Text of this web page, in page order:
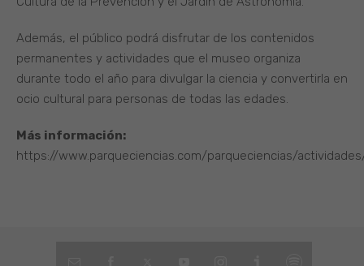
Además, el público podrá disfrutar de los contenidos
permanentes y actividades que el museo organiza
durante todo el año para divulgar la ciencia y convertirla en
ocio cultural para personas de todas las edades.
Más información:
https://www.parqueciencias.com/parqueciencias/